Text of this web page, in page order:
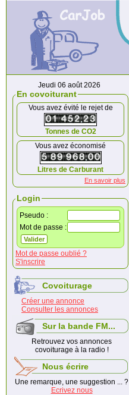
Jeudi 06 août 2026
En covoiturant
Vous avez évité le rejet de
Tonnes de CO2
Vous avez économisé
Litres de Carburant
En savoir plus
Login
Pseudo :
Mot de passe :
Mot de passe oublié ?
S'inscrire
Covoiturage
Créer une annonce
Consulter les annonces
Sur la bande FM...
Retrouvez vos annonces
covoiturage à la radio !
Nous écrire
Une remarque, une suggestion ... ?
Ecrivez nous